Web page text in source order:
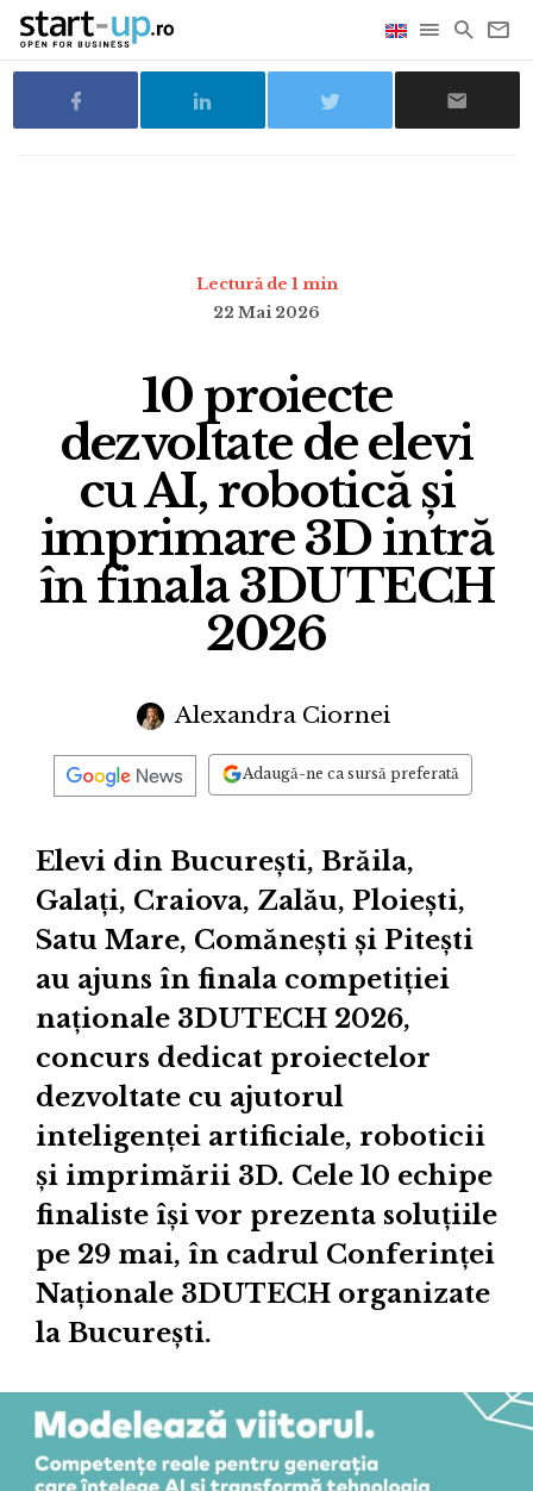
Lectură de 1 min
22 Mai 2026
10 proiecte
dezvoltate de elevi
cu AI, robotică și
imprimare 3D intră
în finala 3DUTECH
2026
Alexandra Ciornei
Adaugă-ne ca sursă preferată
Elevi din București, Brăila,
Galați, Craiova, Zalău, Ploiești,
Satu Mare, Comănești și Pitești
au ajuns în finala competiției
naționale 3DUTECH 2026,
concurs dedicat proiectelor
dezvoltate cu ajutorul
inteligenței artificiale, roboticii
și imprimării 3D. Cele 10 echipe
finaliste își vor prezenta soluțiile
pe 29 mai, în cadrul Conferinței
Naționale 3DUTECH organizate
la București.